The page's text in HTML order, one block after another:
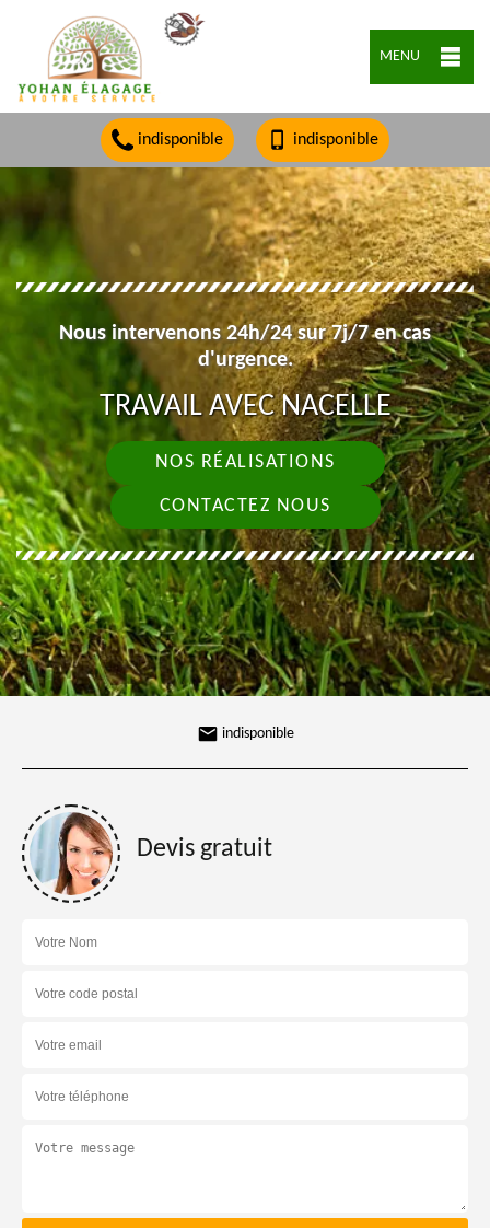
MENU
indisponible indisponible
Nous intervenons 24h/24 sur 7j/7 en cas
d'urgence.
TRAVAIL AVEC NACELLE
NOS RÉALISATIONS
CONTACTEZ NOUS
indisponible
Devis gratuit